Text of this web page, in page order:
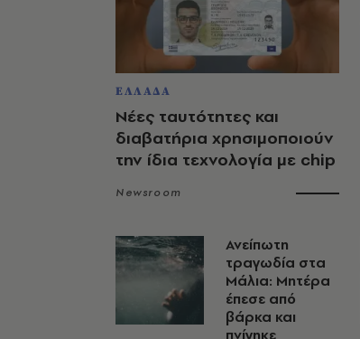
ΕΛΛΑΔΑ
Νέες ταυτότητες και
διαβατήρια χρησιμοποιούν
την ίδια τεχνολογία με chip
Newsroom
Ανείπωτη
τραγωδία στα
Μάλια: Μητέρα
έπεσε από
βάρκα και
πνίγηκε